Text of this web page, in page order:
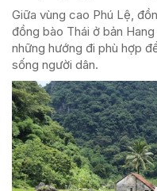
Giữa vùng cao Phú Lệ,
đồng bào Thái ở bản
những hướng đi phù hợp
sống người dân.